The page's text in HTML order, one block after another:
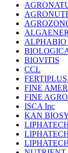
ALPHABIO
BIOVITIS
CCL
FERTIPLUS
FINE
FINE
ISCA Inc
KAN